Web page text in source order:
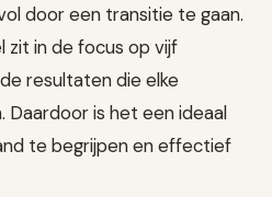
door een transitie te gaan.
zit in de focus op vijf
resultaten die elke
is het een ideaal
te begrijpen en effectief